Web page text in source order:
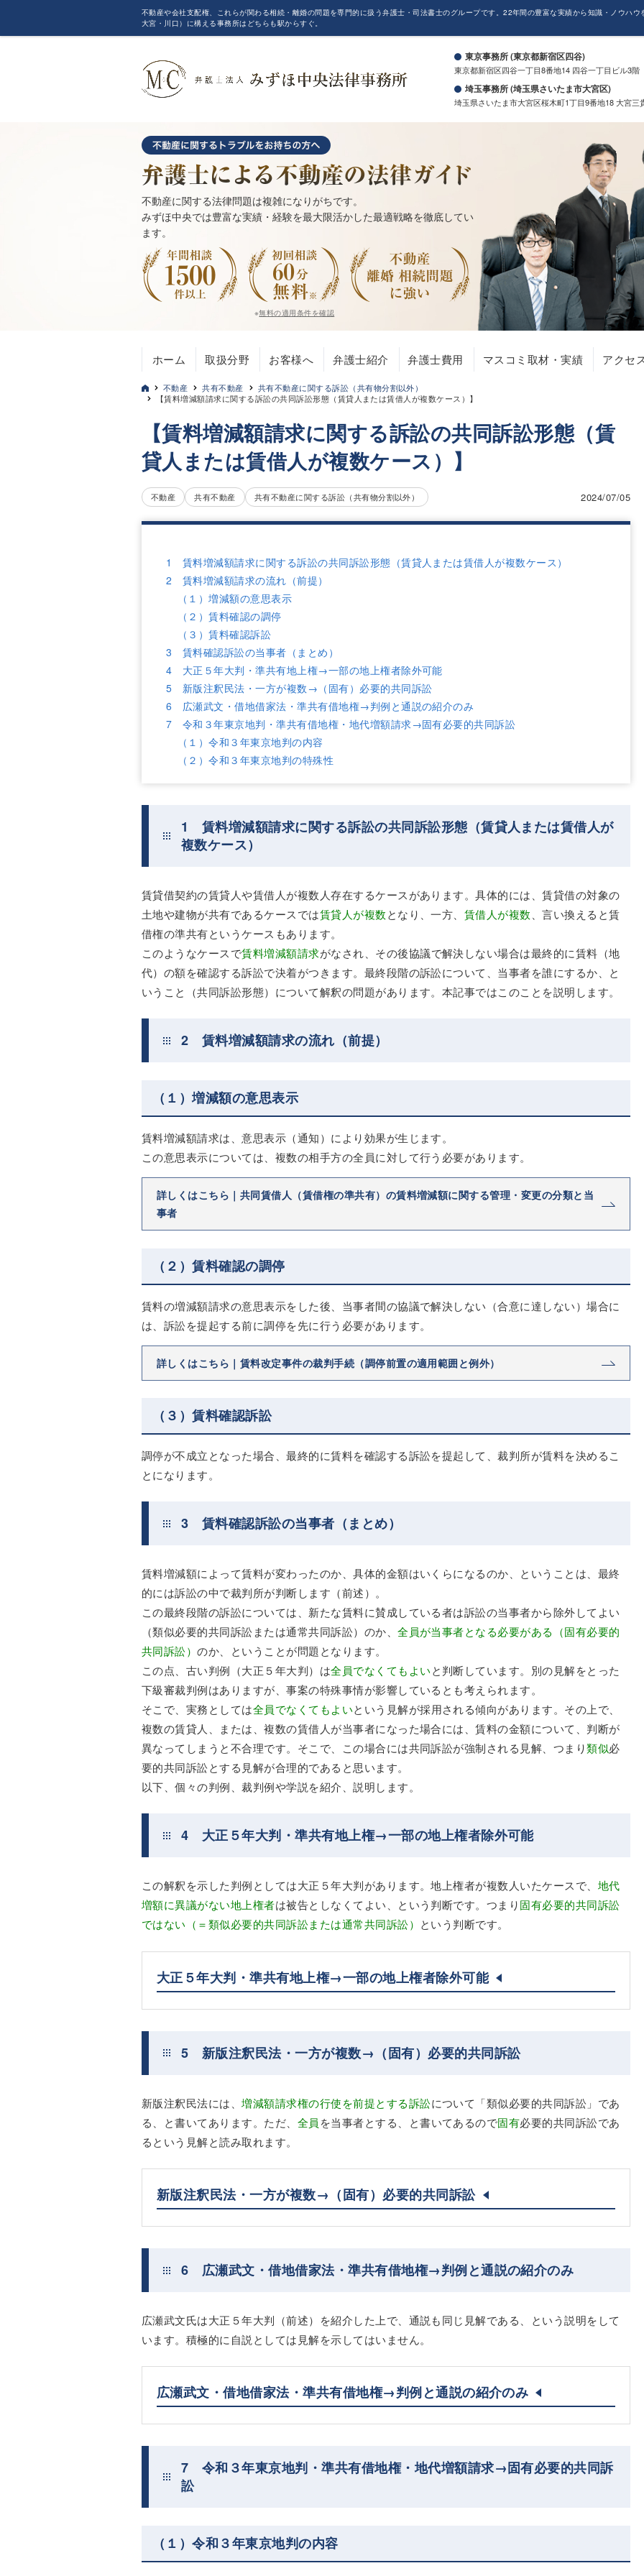
不動産や会社支配権、これらが関わる相続・離婚の問題を専門的に扱う弁護士・司法書士のグループです。22年間の豊富な実績から知識・ノウハ
大宮・川口）に構える事務所はどちらも駅からすぐ。
東京事務所 (東京都新宿区四谷)
東京都新宿区四谷一丁目8番地14 四谷一丁目ビル3階
埼玉事務所 (埼玉県さいたま市大宮区)
埼玉県さいたま市大宮区桜木町1丁目9番地18 大宮三
不動産に関する法律問題は複雑になりがちです。
みずほ中央では豊富な実績・経験を最大限活かした最適戦略を徹底してい
ます。
※無料の適用条件を確認
ホーム 取扱分野 お客様へ 弁護士紹介 弁護士費用 マスコミ取材・実績 アクセ
不動産 共有不動産
共有不動産に関する訴訟（共有物分割以外）
【賃料増減額請求に関する訴訟の共同訴訟形態（賃貸人または賃借人が複数ケース）】
【賃料増減額請求に関する訴訟の共同訴訟形態（賃
貸人または賃借人が複数ケース）】
不動産 共有不動産 共有不動産に関する訴訟（共有物分割以外） 2024/07/05
1 賃料増減額請求に関する訴訟の共同訴訟形態（賃貸人または賃借人が複数ケース）
2 賃料増減額請求の流れ（前提）
（１）増減額の意思表示
（２）賃料確認の調停
（３）賃料確認訴訟
3 賃料確認訴訟の当事者（まとめ）
4 大正５年大判・準共有地上権→一部の地上権者除外可能
5 新版注釈民法・一方が複数→（固有）必要的共同訴訟
6 広瀬武文・借地借家法・準共有借地権→判例と通説の紹介のみ
7 令和３年東京地判・準共有借地権・地代増額請求→固有必要的共同訴訟
（１）令和３年東京地判の内容
（２）令和３年東京地判の特殊性
1 賃料増減額請求に関する訴訟の共同訴訟形態（賃貸人または賃借人が
複数ケース）
賃貸借契約の賃貸人や賃借人が複数人存在するケースがあります。具体的には、賃貸借の対象の
土地や建物が共有であるケースでは賃貸人が複数となり、一方、 賃借人が複数 、言い換えると賃
借権の準共有というケースもあります。
このようなケースで賃料増減額請求がなされ、その後協議で解決しない場合は最終的に賃料（地
代）の額を確認する訴訟で決着がつきます。最終段階の訴訟について、当事者を誰にするか、と
いうこと（共同訴訟形態）について解釈の問題があります。本記事ではこのことを説明します。
2 賃料増減額請求の流れ（前提）
（１）増減額の意思表示
賃料増減額請求は、意思表示（通知）により効果が生じます。
この意思表示については、複数の相手方の全員に対して行う必要があります。
詳しくはこちら｜共同賃借人（賃借権の準共有）の賃料増減額に関する管理・変更の分類と当
事者
（２）賃料確認の調停
賃料の増減額請求の意思表示をした後、当事者間の協議で解決しない（合意に達しない）場合に
は、訴訟を提起する前に調停を先に行う必要があります。
詳しくはこちら｜賃料改定事件の裁判手続（調停前置の適用範囲と例外）
（３）賃料確認訴訟
調停が不成立となった場合、最終的に賃料を確認する訴訟を提起して、裁判所が賃料を決めるこ
とになります。
3 賃料確認訴訟の当事者（まとめ）
賃料増減額によって賃料が変わったのか、具体的金額はいくらになるのか、ということは、最終
的には訴訟の中で裁判所が判断します（前述）。
この最終段階の訴訟については、新たな賃料に賛成している者は訴訟の当事者から除外してよい
（類似必要的共同訴訟または通常共同訴訟）のか、全員が当事者となる必要がある（固有必要的
共同訴訟）のか、ということが問題となります。
この点、古い判例（大正５年大判）は全員でなくてもよいと判断しています。別の見解をとった
下級審裁判例はありますが、事案の特殊事情が影響しているとも考えられます。
そこで、実務としては全員でなくてもよいという見解が採用される傾向があります。その上で、
複数の賃貸人、または、複数の賃借人が当事者になった場合には、賃料の金額について、判断が
異なってしまうと不合理です。そこで、この場合には共同訴訟が強制される見解、つまり類似必
要的共同訴訟とする見解が合理的であると思います。
以下、個々の判例、裁判例や学説を紹介、説明します。
4 大正５年大判・準共有地上権→一部の地上権者除外可能
この解釈を示した判例としては大正５年大判があります。地上権者が複数人いたケースで、 地代
増額に異議がない地上権者は被告としなくてよい、という判断です。つまり固有必要的共同訴訟
ではない（＝類似必要的共同訴訟または通常共同訴訟） という判断です。
大正５年大判・準共有地上権→一部の地上権者除外可能
5 新版注釈民法・一方が複数→（固有）必要的共同訴訟
新版注釈民法には、増減額請求権の行使を前提とする訴訟について「類似必要的共同訴訟」であ
る、と書いてあります。ただ、 全員 を当事者とする、と書いてあるので固有必要的共同訴訟であ
るという見解と読み取れます。
新版注釈民法・一方が複数→（固有）必要的共同訴訟
6 広瀬武文・借地借家法・準共有借地権→判例と通説の紹介のみ
広瀬武文氏は大正５年大判（前述）を紹介した上で、通説も同じ見解である、という説明をして
います。積極的に自説としては見解を示してはいません。
広瀬武文・借地借家法・準共有借地権→判例と通説の紹介のみ
7 令和３年東京地判・準共有借地権・地代増額請求→固有必要的共同訴
訟
（１）令和３年東京地判の内容